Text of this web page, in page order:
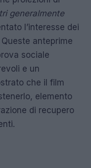
generalmente
l’interesse dei
anteprime
sociale
e un
che il film
elemento
di recupero